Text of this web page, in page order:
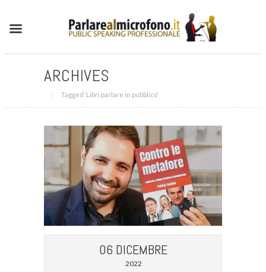
ARCHIVES
Tagged ‘Libri parlare in pubblico‘
06 DICEMBRE
2022